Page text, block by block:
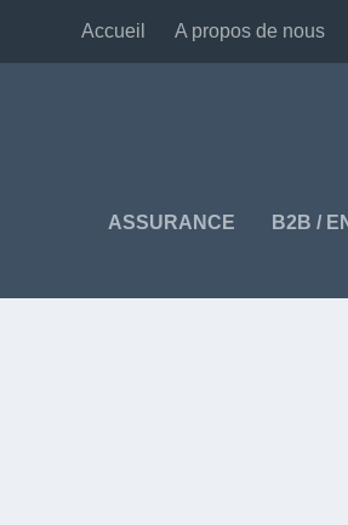
Accueil A propos de nous
ASSURANCE B2B /